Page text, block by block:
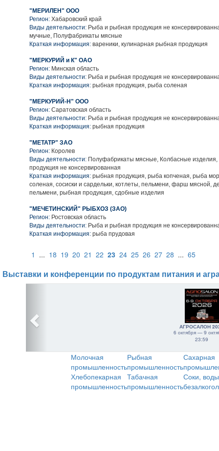
"МЕРИЛЕН" ООО
Регион: Хабаровский край
Виды деятельности: Рыба и рыбная продукция не
мучные, Полуфабрикаты мясные
Краткая информация: вареники, кулинарная рыбная продукция
"МЕРКУРИЙ и К" ОАО
Регион: Минская область
Виды деятельности: Рыба и рыбная продукция не
Краткая информация: рыбная продукция, рыба соленая
"МЕРКУРИЙ-Н" ООО
Регион: Саратовская область
Виды деятельности: Рыба и рыбная продукция не
Краткая информация: рыбная продукция
"МЕТАТР" ЗАО
Регион: Королев
Виды деятельности: Полуфабрикаты мясные, Колбасные
продукция не консервированная
Краткая информация: рыбная продукция, рыба копченая, рыба
соленая, сосиски и сардельки, котлеты, пельмени, фарш мясной,
пельмени, рыбная продукция, сдобные изделия
"МЕЧЕТИНСКИЙ" РЫБХОЗ (ЗАО)
Регион: Ростовская область
Виды деятельности: Рыба и рыбная продукция не
Краткая информация: рыба прудовая
1 ... 18 19 20 21 22 23 24 25 26 27 28 ... 65
Выставки и конференции по продуктам питания и
АГРОСАЛОН
6 октября — 9
23:59
Молочная
промышленность
Рыбная
промышленность
Сахарная
Хлебопекарная
промышленность
Табачная
промышленность
Соки,